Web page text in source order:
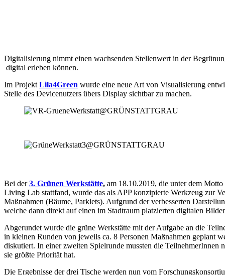
Digitalisierung nimmt einen wachsenden Stellenwert in der
digital erleben können.
Im Projekt Lila4Green wurde eine neue Art von Visualisierung
Stelle des Devicenutzers übers Display sichtbar zu machen.
Bei der3. Grünen Werkstätte, am 18.10.2019, die unter dem Motto
Living Lab stattfand, wurde das als APP konzipierte Werkzeug zur
Maßnahmen (Bäume, Parklets). Aufgrund der verbesserten
welche dann direkt auf einen im Stadtraum platzierten digitalen
Abgerundet wurde die grüne Werkstätte mit der Aufgabe an die
in kleinen Runden von jeweils ca. 8 Personen Maßnahmen geplant
diskutiert. In einer zweiten Spielrunde mussten die TeilnehmerInnen
sie größte Priorität hat.
Die Ergebnisse der drei Tische werden nun vom